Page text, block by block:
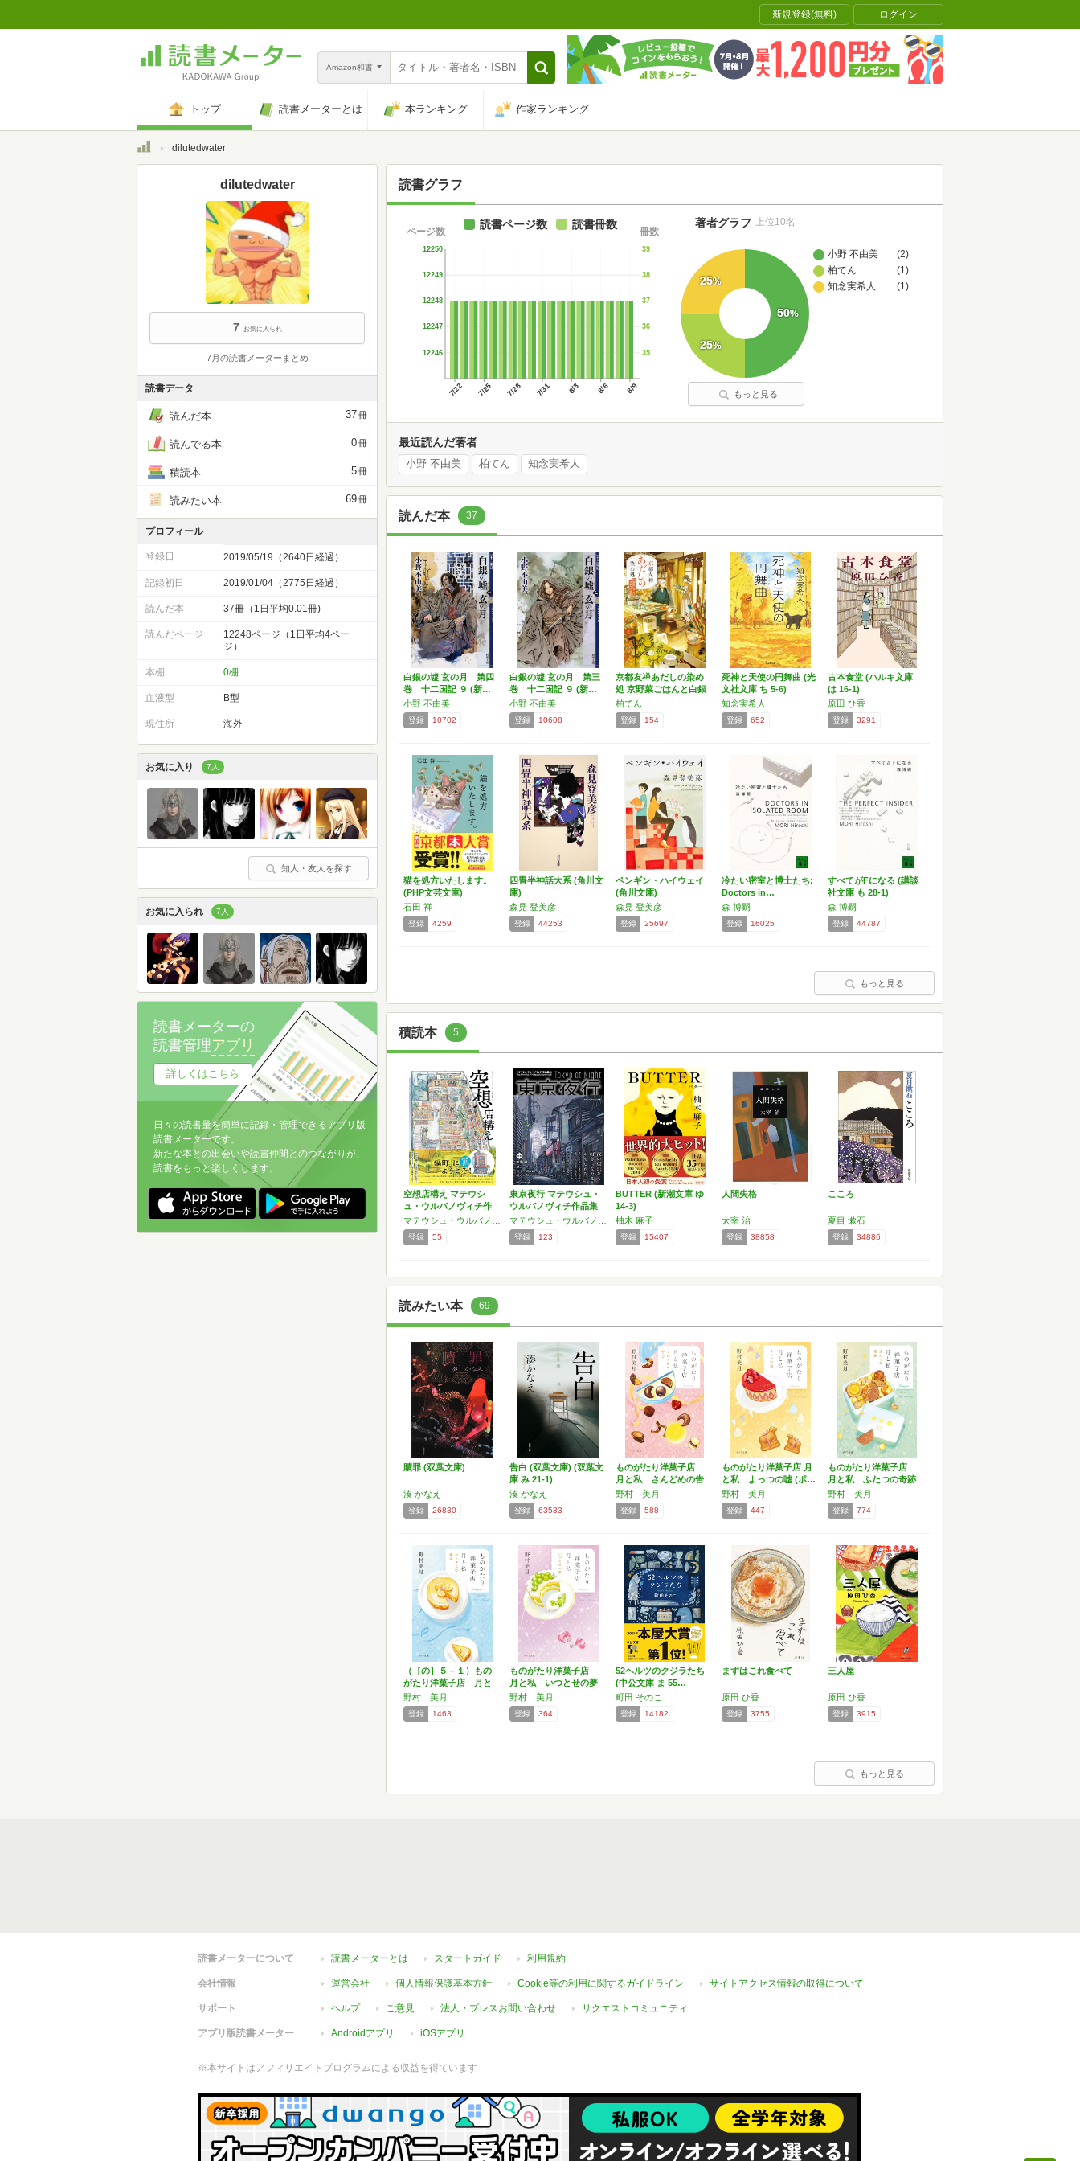
新規登録(無料) ログイン
Amazon和書
トップ 読書メーターとは 本ランキング 作家ランキング
トップdilutedwater
読書グラフ
7/22 7/25 7/28 7/31 8/3 8/6 8/9
12246
12247
12248
12249
12250
ページ数
35
36
37
38
39
冊数
読書ページ数 読書冊数
小野 不由美
(2)
柏てん
(1)
知念実希人
(1)
50%
25%
25%
著者グラフ 上位10名
もっと見る
最近読んだ著者
小野 不由美 柏てん 知念実希人
読んだ本 37
白銀の墟 玄の月 第四
巻 十二国記 ９ (新…
小野 不由美
登録 10702
白銀の墟 玄の月 第三
巻 十二国記 ９ (新…
小野 不由美
登録 10608
京都友禅あだしの染め
処 京野菜ごはんと白銀
の…
柏てん
登録 154
死神と天使の円舞曲 (光
文社文庫 ち 5-6)
知念実希人
登録 652
古本食堂 (ハルキ文庫
は 16-1)
原田 ひ香
登録 3291
猫を処方いたします。
(PHP文芸文庫)
石田 祥
登録 4259
四畳半神話大系 (角川文
庫)
森見 登美彦
登録 44253
ペンギン・ハイウェイ
(角川文庫)
森見 登美彦
登録 25697
冷たい密室と博士たち:
Doctors in…
森 博嗣
登録 16025
すべてがFになる (講談
社文庫 も 28-1)
森 博嗣
登録 44787
もっと見る
積読本 5
空想店構え マテウシ
ュ・ウルバノヴィチ作
品集…
登録 55
東京夜行 マテウシュ・
ウルバノヴィチ作品集
I…
登録 123
BUTTER (新潮文庫 ゆ
14-3)
柚木 麻子
登録 15407
人間失格
太宰 治
登録 38858
こころ
夏目 漱石
登録 34886
読みたい本 69
贖罪 (双葉文庫)
湊 かなえ
登録 26830
告白 (双葉文庫) (双葉文
庫 み 21-1)
湊 かなえ
登録 63533
ものがたり洋菓子店
月と私 さんどめの告
白 …
野村 美月
登録 588
ものがたり洋菓子店 月
と私 よっつの嘘 (ポ…
野村 美月
登録 447
ものがたり洋菓子店
月と私 ふたつの奇跡
(…
野村 美月
登録 774
（［の］５－１）もの
がたり洋菓子店 月と
私 …
野村 美月
登録 1463
ものがたり洋菓子店
月と私 いつとせの夢
(…
野村 美月
登録 364
52ヘルツのクジラたち
(中公文庫 ま 55…
町田 そのこ
登録 14182
まずはこれ食べて
原田 ひ香
登録 3755
三人屋
原田 ひ香
登録 3915
もっと見る
dilutedwater
7 お気に入られ
7月の読書メーターまとめ
読書データ
読んだ本 37冊
読んでる本 0冊
積読本 5冊
読みたい本 69冊
プロフィール
登録日 2019/05/19（2640日経過）
記録初日 2019/01/04（2775日経過）
読んだ本 37冊（1日平均0.01冊)
読んだページ
12248ページ（1日平均4ペー
ジ）
本棚 0棚
血液型 B型
現住所 海外
お気に入り 7人
知人・友人を探す
お気に入られ 7人
読書メーターの
読書管理アプリ
詳しくはこちら
日々の読書量を簡単に記録・管理できるアプリ版
読書メーターです。
新たな本との出会いや読書仲間とのつながりが、
読書をもっと楽しくします。
読書メーターについて 読書メーターとは スタートガイド 利用規約
会社情報 運営会社 個人情報保護基本方針 Cookie等の利用に関するガイドライン サイトアクセス情報の取得について
サポート ヘルプ ご意見 法人・プレスお問い合わせ リクエストコミュニティ
アプリ版読書メーター Androidアプリ iOSアプリ
※本サイトはアフィリエイトプログラムによる収益を得ています